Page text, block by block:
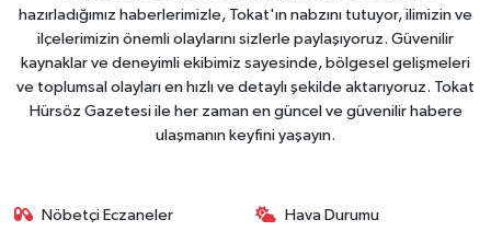
hazırladığımız haberlerimizle, Tokat'ın nabzını tutuyor, ilimizin ve
ilçelerimizin önemli olaylarını sizlerle paylaşıyoruz. Güvenilir
kaynaklar ve deneyimli ekibimiz sayesinde, bölgesel gelişmeleri
ve toplumsal olayları en hızlı ve detaylı şekilde aktarıyoruz. Tokat
Hürsöz Gazetesi ile her zaman en güncel ve güvenilir habere
ulaşmanın keyfini yaşayın.
Nöbetçi Eczaneler Hava Durumu